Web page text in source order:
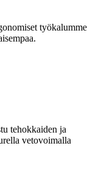
työkalumme
tehokkaiden ja
vetovoimalla